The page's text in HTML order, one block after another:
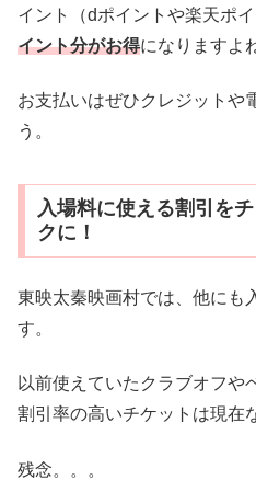
イント（dポイントや楽天ポ
イント分がお得になりますよ
お支払いはぜひクレジットや
う。
入場料に使える割引を
クに！
東映太秦映画村では、他にも
す。
以前使えていたクラブオフや
割引率の高いチケットは現在
残念。。。